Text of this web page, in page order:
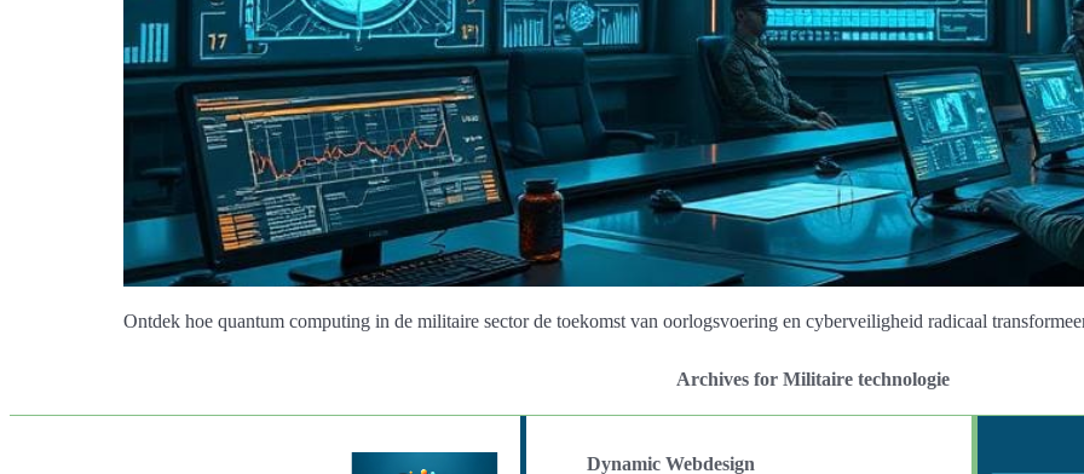
Ontdek hoe quantum computing in de militaire sector de toekomst van oorlogsvoering en cyberveiligheid radicaal
Archives for Militaire technologie
Dynamic Webdesign